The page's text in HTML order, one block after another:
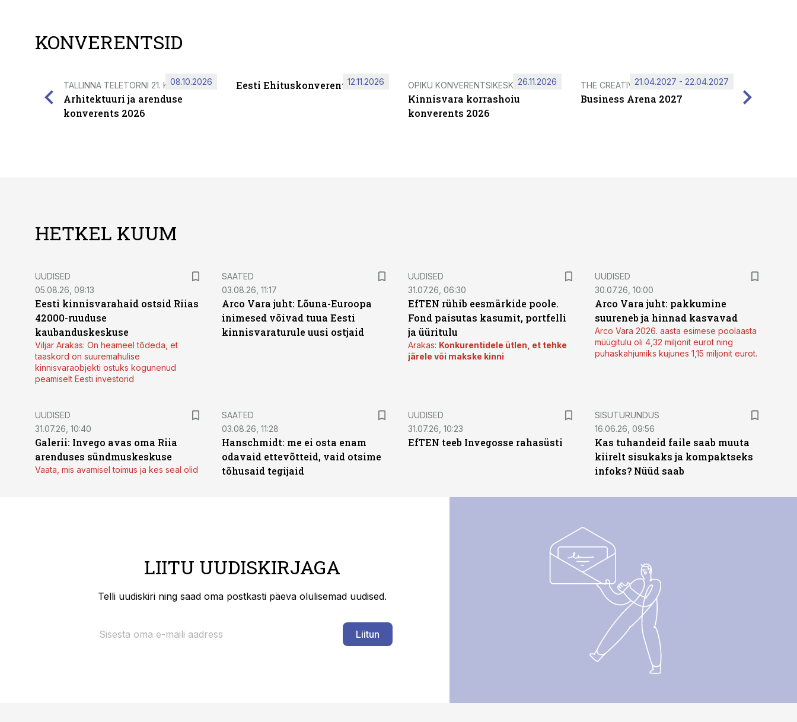
KONVERENTSID
TALLINNA TELETORNI 21. KORRUSEL
Arhitektuuri ja arenduse
konverents 2026
08.10.2026 Eesti Ehituskonverents 2026
12.11.2026 ÖPIKU KONVERENTSIKESKUS
Kinnisvara korrashoiu
konverents 2026
26.11.2026 THE CREATIVE HUB
Business Arena 2027
21.04.2027 - 22.04.2027
HETKEL KUUM
UUDISED
05.08.26, 09:13
Eesti kinnisvarahaid ostsid Riias
42000-ruuduse
kaubanduskeskuse
Viljar Arakas: On heameel tõdeda, et
taaskord on suuremahulise
kinnisvaraobjekti ostuks kogunenud
peamiselt Eesti investorid
SAATED
03.08.26, 11:17
Arco Vara juht: Lõuna-Euroopa
inimesed võivad tuua Eesti
kinnisvaraturule uusi ostjaid
UUDISED
31.07.26, 06:30
EfTEN rühib eesmärkide poole.
Fond paisutas kasumit, portfelli
ja üüritulu
Arakas: Konkurentidele ütlen, et tehke
järele või makske kinni
UUDISED
30.07.26, 10:00
Arco Vara juht: pakkumine
suureneb ja hinnad kasvavad
Arco Vara 2026. aasta esimese poolaasta
müügitulu oli 4,32 miljonit eurot ning
puhaskahjumiks kujunes 1,15 miljonit eurot.
UUDISED
31.07.26, 10:40
Galerii: Invego avas oma Riia
arenduses sündmuskeskuse
Vaata, mis avamisel toimus ja kes seal olid
SAATED
03.08.26, 11:28
Hanschmidt: me ei osta enam
odavaid ettevõtteid, vaid otsime
tõhusaid tegijaid
UUDISED
31.07.26, 10:23
EfTEN teeb Invegosse rahasüsti
ST
SISUTURUNDUS
16.06.26, 09:56
Kas tuhandeid faile saab muuta
kiirelt sisukaks ja kompaktseks
infoks? Nüüd saab
LIITU UUDISKIRJAGA
Telli uudiskiri ning saad oma postkasti päeva olulisemad uudised.
Liitun